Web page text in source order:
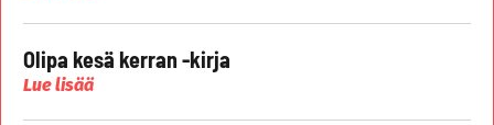
Olipa kesä kerran -kirja
Lue lisää